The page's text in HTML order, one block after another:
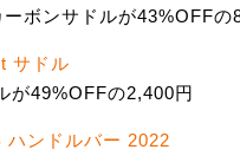
ボンサドルが43%OFFの
サドル
が49%OFFの2,400円
ンドルバー 2022